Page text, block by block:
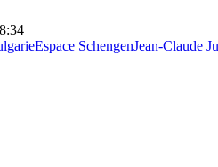
Espace SchengenJean-Claude